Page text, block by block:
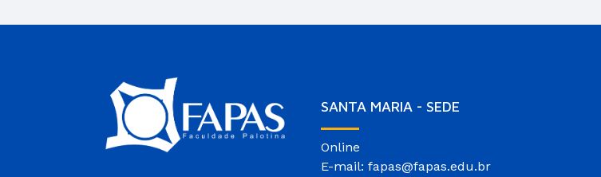
SANTA MARIA - SEDE
Online
E-mail: fapas@fapas.edu.br